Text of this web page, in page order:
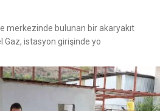
merkezinde bulunan bir akaryakıt
Gaz, istasyon girişinde yo